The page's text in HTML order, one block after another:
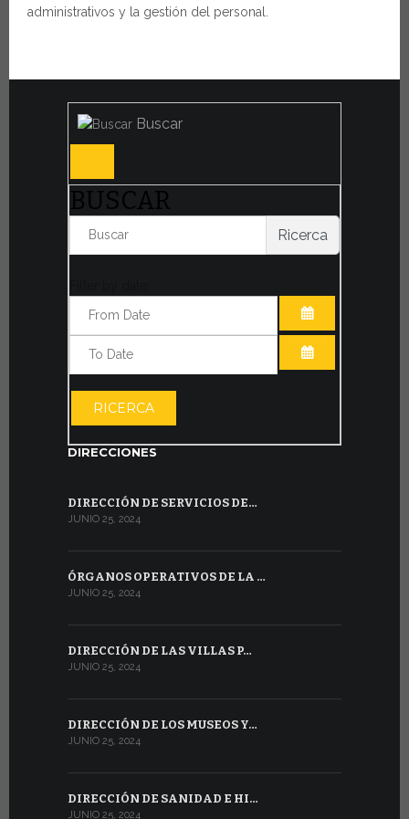
administrativos y la gestión del personal.
Buscar
BUSCAR
Ricerca
ABRIR EL
RICERCA
DIRECCIONES
DIRECCIÓN DE SERVICIOS DE…
JUNIO 25, 2024
ÓRGANOS OPERATIVOS DE LA …
JUNIO 25, 2024
DIRECCIÓN DE LAS VILLAS P…
JUNIO 25, 2024
DIRECCIÓN DE LOS MUSEOS Y…
JUNIO 25, 2024
DIRECCIÓN DE SANIDAD E HI…
JUNIO 25, 2024